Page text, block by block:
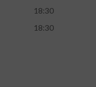
18:30
18:30